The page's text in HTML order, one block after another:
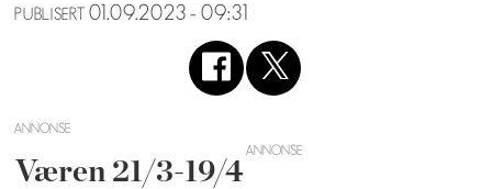
PUBLISERT 01.09.2023 - 09:31
ANNONSE
Væren 21/3-19/4